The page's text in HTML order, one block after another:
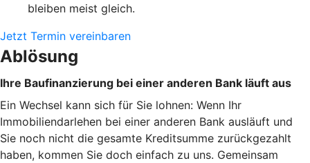
bleiben meist gleich.
Jetzt Termin vereinbaren
Ablösung
Ihre Baufinanzierung bei einer anderen Bank läuft aus
Ein Wechsel kann sich für Sie lohnen: Wenn Ihr
Immobiliendarlehen bei einer anderen Bank ausläuft und
Sie noch nicht die gesamte Kreditsumme zurückgezahlt
haben, kommen Sie doch einfach zu uns. Gemeinsam